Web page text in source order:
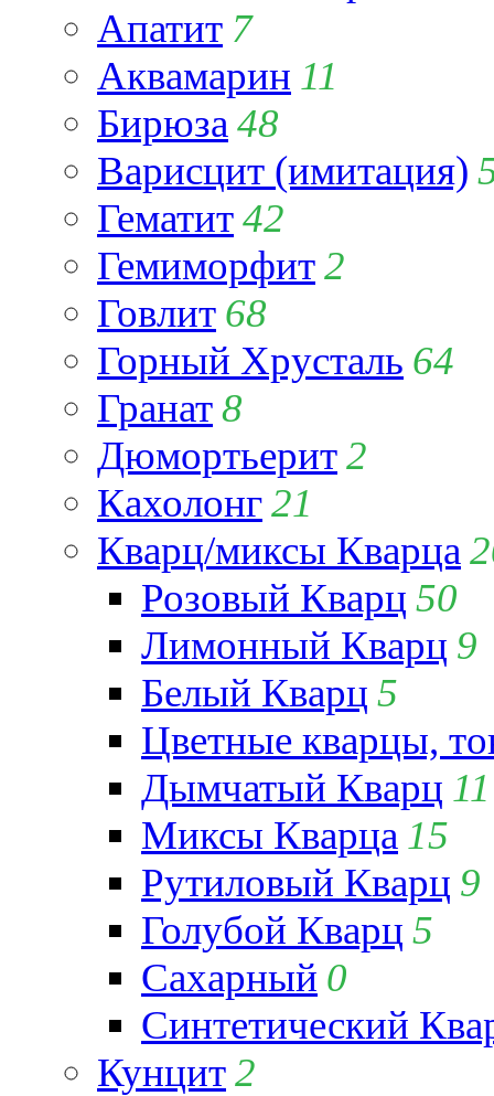
Апатит 7
Аквамарин 11
Бирюза 48
Варисцит (имитация)
Гематит42
Гемиморфит2
Говлит 68
Горный Хрусталь 64
Гранат8
Дюмортьерит2
Кахолонг21
Кварц/миксы Кварца
Розовый Кварц 50
Лимонный Кварц 9
Белый Кварц 5
Цветные кварцы,
Дымчатый Кварц 11
Миксы Кварца 15
Рутиловый Кварц 9
Голубой Кварц 5
Сахарный 0
Синтетический
Кунцит2